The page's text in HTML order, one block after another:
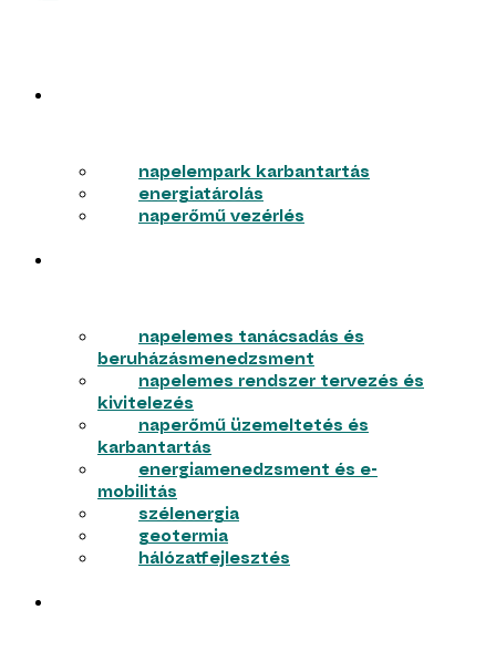
napelempark karbantartás
energiatárolás
naperőmű vezérlés
napelemes tanácsadás és
beruházásmenedzsment
napelemes rendszer tervezés és
kivitelezés
naperőmű üzemeltetés és
karbantartás
energiamenedzsment és e-
mobilitás
szélenergia
geotermia
hálózatfejlesztés